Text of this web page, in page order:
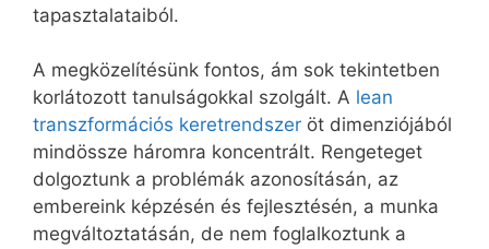
tapasztalataiból.
A megközelítésünk fontos, ám sok tekintetben
korlátozott tanulságokkal szolgált. A lean
transzformációs keretrendszer öt dimenziójából
mindössze háromra koncentrált. Rengeteget
dolgoztunk a problémák azonosításán, az
embereink képzésén és fejlesztésén, a munka
megváltoztatásán, de nem foglalkoztunk a